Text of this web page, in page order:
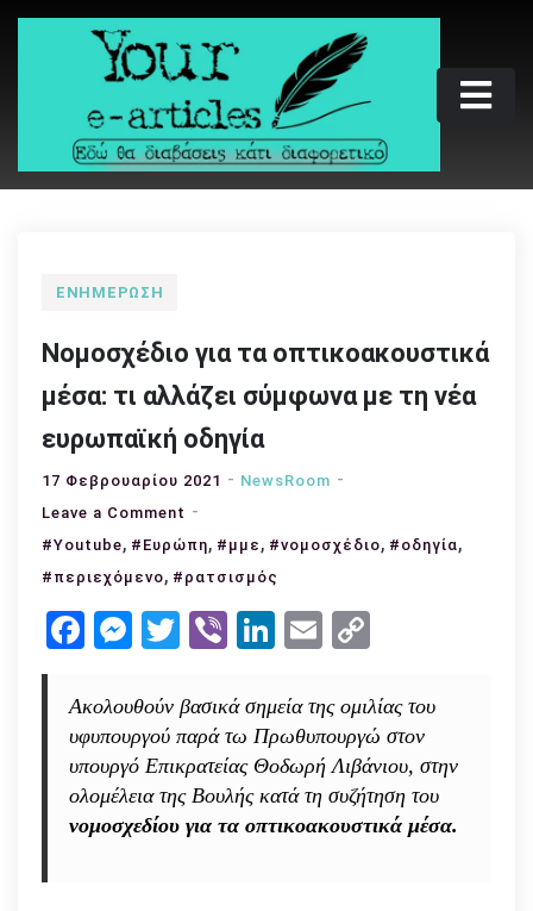
Skip
Your e-articles
Εδώ θα διαβάσεις κάτι διαφορετικό
ΕΝΗΜΈΡΩΣΗ
Νομοσχέδιο για τα οπτικοακουστικά
μέσα: τι αλλάζει σύμφωνα με τη νέα
ευρωπαϊκή οδηγία
17 Φεβρουαρίου 2021
NewsRoom
Leave a Comment on
Νομοσχέδιο
οπτικοακουστικά
αλλάζει
σύμφωνα
με
τη
νέα
#Youtube, #Ευρώπη, #μμε , #νομοσχέδιο, #οδηγία,
#περιεχόμενο, #ρατσισμός
Facebook
Messenger
Twitter
ViberLinkedIn
Email
Ακολουθούν βασικά σημεία της ομιλίας του
υφυπουργού παρά τω Πρωθυπουργώ στον
υπουργό Επικρατείας Θοδωρή Λιβάνιου, στην
ολομέλεια της Βουλής κατά τη συζήτηση του
νομοσχεδίου για τα οπτικοακουστικά μέσα.